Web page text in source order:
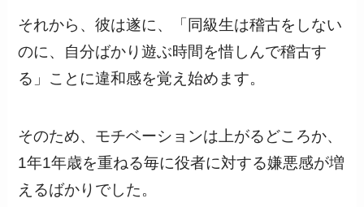
それから、彼は遂に、「同級生は稽古をしない
のに、自分ばかり遊ぶ時間を惜しんで稽古す
る」ことに違和感を覚え始めます。
そのため、モチベーションは上がるどころか、
1年1年歳を重ねる毎に役者に対する嫌悪感が増
えるばかりでした。